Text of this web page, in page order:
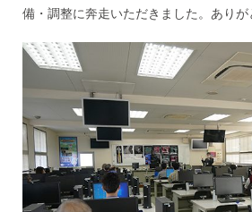
備・調整に奔走いただきました。ありが